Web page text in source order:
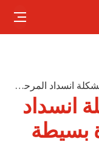
انسداد
بسيطة